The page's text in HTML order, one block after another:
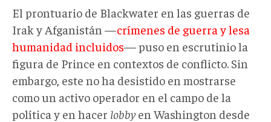
El prontuario de Blackwater en las guerras de
Irak y Afganistán —crímenes de guerra y lesa
humanidad incluidos— puso en escrutinio la
figura de Prince en contextos de conflicto. Sin
embargo, este no ha desistido en mostrarse
como un activo operador en el campo de la
política y en hacer lobbyen Washington desde